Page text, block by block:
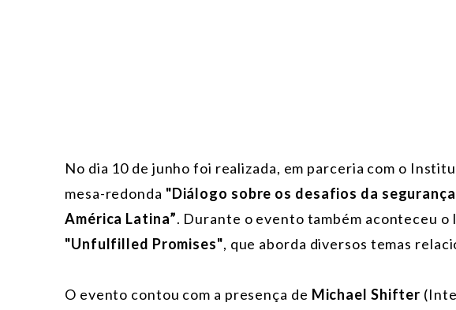
No dia 10 de junho foi realizada, em parceria com o
mesa-redonda "Diálogo sobre os desafios da
América Latina”. Durante o evento também aconteceu o
"Unfulfilled Promises", que aborda diversos temas
O evento contou com a presença de Michael Shifter